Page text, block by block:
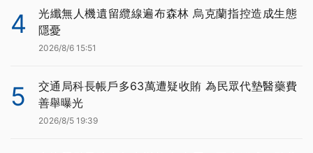
4
光纖無人機遺留纜線遍布森林 烏克蘭指控造成生態
隱憂
2026/8/6 15:51
5
交通局科長帳戶多63萬遭疑收賄 為民眾代墊醫藥費
善舉曝光
2026/8/5 19:39